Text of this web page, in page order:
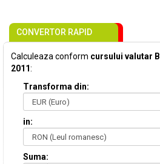
CONVERTOR RAPID
Calculeaza conform cursului valutar
2011:
Transforma din:
in:
Suma: